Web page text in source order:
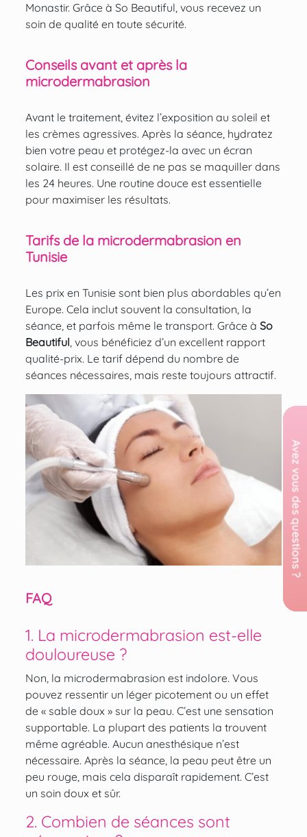
Monastir. Grâce à So Beautiful, vous recevez un
soin de qualité en toute sécurité.
Conseils avant et après la
microdermabrasion
Avant le traitement, évitez l’exposition au soleil et
les crèmes agressives. Après la séance, hydratez
bien votre peau et protégez-la avec un écran
solaire. Il est conseillé de ne pas se maquiller dans
les 24 heures. Une routine douce est essentielle
pour maximiser les résultats.
Tarifs de la microdermabrasion en
Tunisie
Les prix en Tunisie sont bien plus abordables qu’en
Europe. Cela inclut souvent la consultation, la
séance, et parfois même le transport. Grâce à So
Beautiful, vous bénéficiez d’un excellent rapport
qualité-prix. Le tarif dépend du nombre de
séances nécessaires, mais reste toujours attractif.
FAQ
1. La microdermabrasion est-elle
douloureuse ?
Non, la microdermabrasion est indolore. Vous
pouvez ressentir un léger picotement ou un effet
de « sable doux » sur la peau. C’est une sensation
supportable. La plupart des patients la trouvent
même agréable. Aucun anesthésique n’est
nécessaire. Après la séance, la peau peut être un
peu rouge, mais cela disparaît rapidement. C’est
un soin doux et sûr.
2. Combien de séances sont